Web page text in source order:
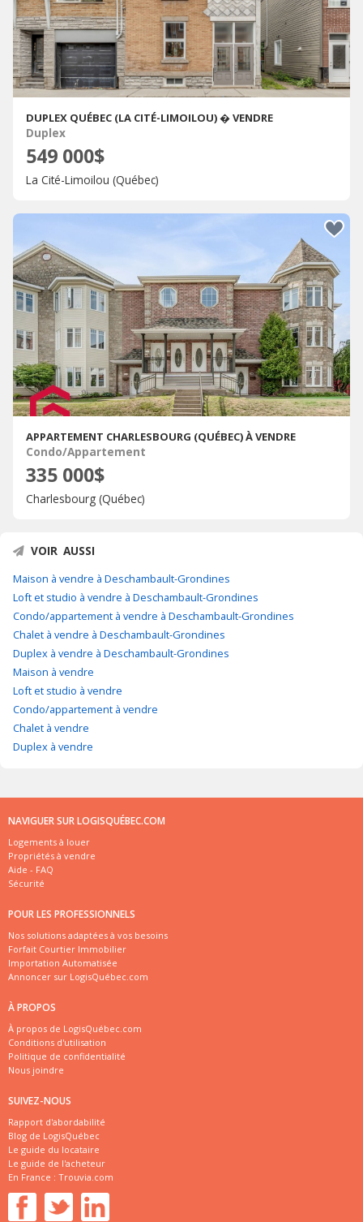
DUPLEX QUÉBEC (LA CITÉ-LIMOILOU) � VENDRE
Duplex
549 000$
La Cité-Limoilou (Québec)
APPARTEMENT CHARLESBOURG (QUÉBEC) À VENDRE
Condo/Appartement
335 000$
Charlesbourg (Québec)
VOIR AUSSI
Maison à vendre à Deschambault-Grondines
Loft et studio à vendre à Deschambault-Grondines
Condo/appartement à vendre à Deschambault-Grondines
Chalet à vendre à Deschambault-Grondines
Duplex à vendre à Deschambault-Grondines
Maison à vendre
Loft et studio à vendre
Condo/appartement à vendre
Chalet à vendre
Duplex à vendre
NAVIGUER SUR LOGISQUÉBEC.COM
Logements à louer
Propriétés à vendre
Aide - FAQ
Sécurité
POUR LES PROFESSIONNELS
Nos solutions adaptées à vos besoins
Forfait Courtier Immobilier
Importation Automatisée
Annoncer sur LogisQuébec.com
À PROPOS
À propos de LogisQuébec.com
Conditions d'utilisation
Politique de confidentialité
Nous joindre
SUIVEZ-NOUS
Rapport d'abordabilité
Blog de LogisQuébec
Le guide du locataire
Le guide de l'acheteur
En France : Trouvia.com